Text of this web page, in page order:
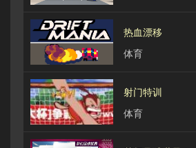
热血漂移
体育
射门特训
体育